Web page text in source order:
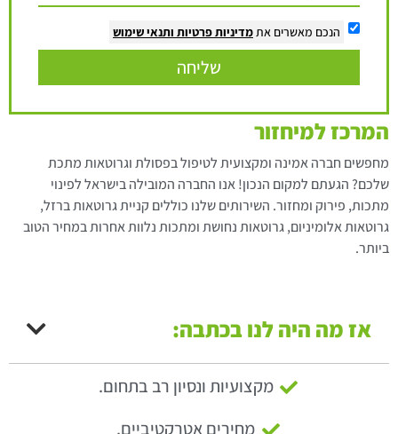
הנכם מאשרים אתמדיניות פרטיות ותנאי שימוש
שליחה
המרכז למיחזור
מחפשים חברה אמינה ומקצועית לטיפול בפסולת וגרוטאות מתכת
שלכם? הגעתם למקום הנכון! אנו החברה המובילה בישראל לפינוי
מתכות, פירוק ומחזור. השירותים שלנו כוללים קניית גרוטאות ברזל,
גרוטאות אלומיניום, גרוטאות נחושת ומתכות נלוות אחרות במחיר הטוב
ביותר.
אז מה היה לנו בכתבה:
מקצועיות ונסיון רב בתחום.
מחירים אטרקטיביים.